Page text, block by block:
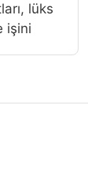
lüks
işini